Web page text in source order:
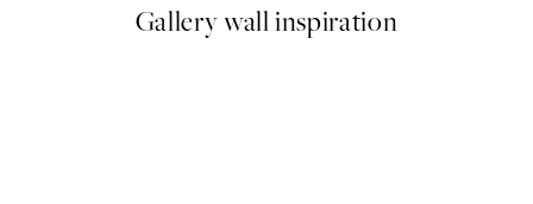
Gallery wall inspiration